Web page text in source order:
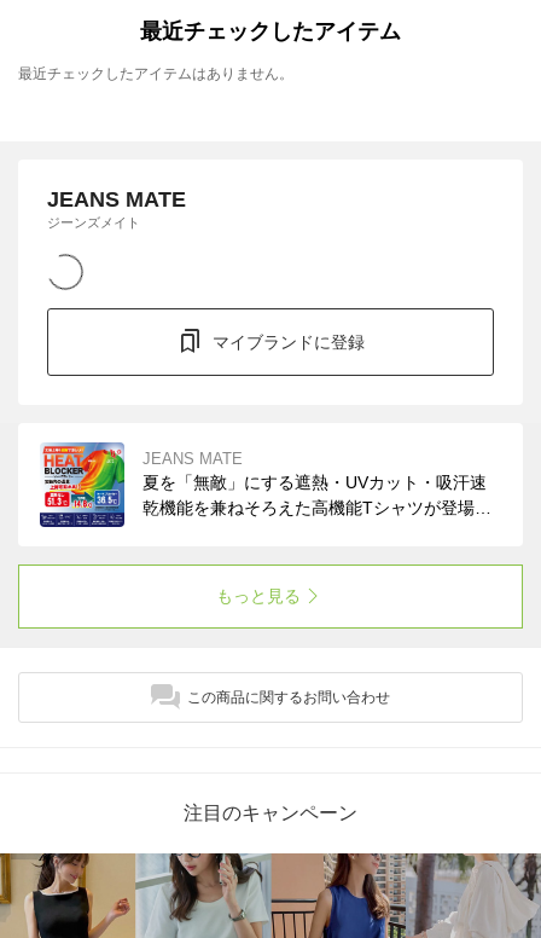
最近チェックしたアイテム
最近チェックしたアイテムはありません。
JEANS MATE
ジーンズメイト
マイブランドに登録
JEANS MATE
夏を「無敵」にする遮熱・UVカット・吸汗速
乾機能を兼ねそろえた高機能Tシャツが登場。
もっと見る
この商品に関するお問い合わせ
注目のキャンペーン